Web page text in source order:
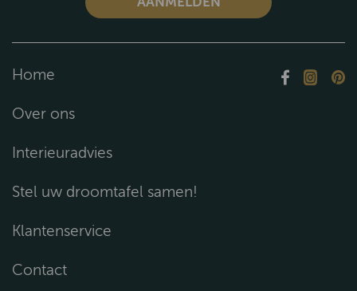
Home
Over ons
Interieuradvies
Stel uw droomtafel samen!
Klantenservice
Contact